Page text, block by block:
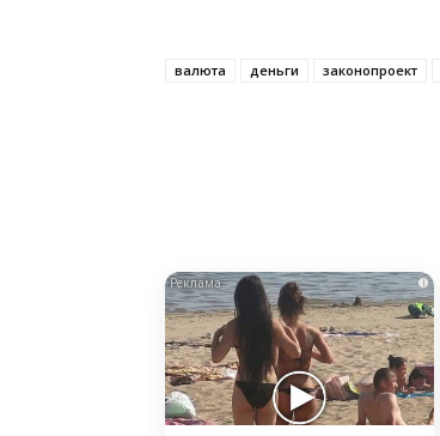
валюта деньги законопроект
i